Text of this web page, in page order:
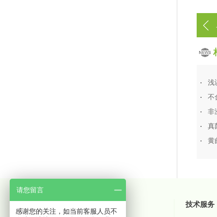
浅
不
非
真
黄
技术服务
请您留言
感谢您的关注，如当前客服人员不